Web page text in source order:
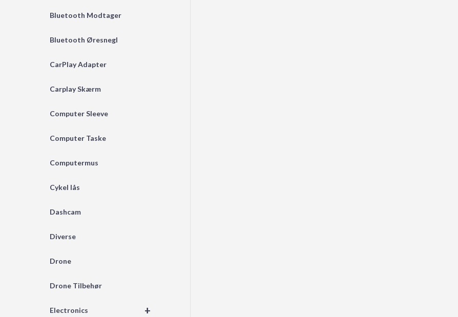
Bluetooth Modtager
Bluetooth Øresnegl
CarPlay Adapter
Carplay Skærm
Computer Sleeve
Computer Taske
Computermus
Cykel lås
Dashcam
Diverse
Drone
Drone Tilbehør
+
Electronics